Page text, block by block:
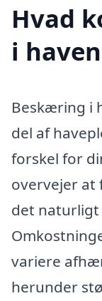
Hvad
i
Beskæring i
del af
forskel for
overvejer
det naturligt
variere
herunder